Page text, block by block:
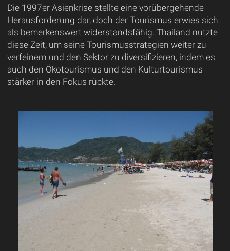
Die 1997er Asienkrise stellte eine vorübergehende
Herausforderung dar, doch der Tourismus erwies sich
als bemerkenswert widerstandsfähig. Thailand nutzte
diese Zeit, um seine Tourismusstrategien weiter zu
verfeinern und den Sektor zu diversifizieren, indem es
auch den Ökotourismus und den Kulturtourismus
stärker in den Fokus rückte.